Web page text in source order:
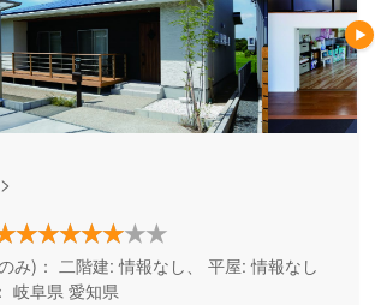
み)： 二階建: 情報なし、 平屋: 情報なし
岐阜県 愛知県